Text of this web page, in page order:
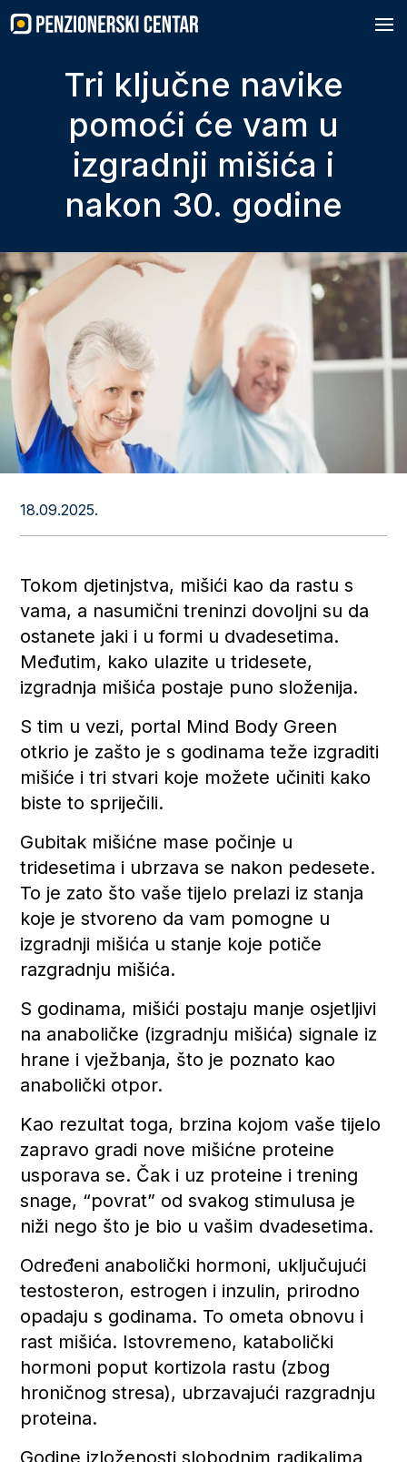
to
content
Tri ključne navike
pomoći će vam u
izgradnji mišića i
nakon 30. godine
18.09.2025.
Tokom djetinjstva, mišići kao da rastu s
vama, a nasumični treninzi dovoljni su da
ostanete jaki i u formi u dvadesetima.
Međutim, kako ulazite u tridesete,
izgradnja mišića postaje puno složenija.
S tim u vezi, portal Mind Body Green
otkrio je zašto je s godinama teže izgraditi
mišiće i tri stvari koje možete učiniti kako
biste to spriječili.
Gubitak mišićne mase počinje u
tridesetima i ubrzava se nakon pedesete.
To je zato što vaše tijelo prelazi iz stanja
koje je stvoreno da vam pomogne u
izgradnji mišića u stanje koje potiče
razgradnju mišića.
S godinama, mišići postaju manje osjetljivi
na anaboličke (izgradnju mišića) signale iz
hrane i vježbanja, što je poznato kao
anabolički otpor.
Kao rezultat toga, brzina kojom vaše tijelo
zapravo gradi nove mišićne proteine
usporava se. Čak i uz proteine i trening
snage, “povrat” od svakog stimulusa je
niži nego što je bio u vašim dvadesetima.
Određeni anabolički hormoni, uključujući
testosteron, estrogen i inzulin, prirodno
opadaju s godinama. To ometa obnovu i
rast mišića. Istovremeno, katabolički
hormoni poput kortizola rastu (zbog
hroničnog stresa), ubrzavajući razgradnju
proteina.
Godine izloženosti slobodnim radikalima